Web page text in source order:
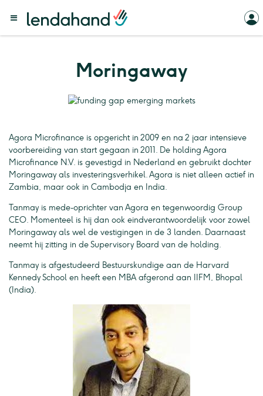
Moringaway
Agora Microfinance is opgericht in 2009 en na 2 jaar intensieve
voorbereiding van start gegaan in 2011. De holding Agora
Microfinance N.V. is gevestigd in Nederland en gebruikt dochter
Moringaway als investeringsverhikel. Agora is niet alleen actief in
Zambia, maar ook in Cambodja en India.
Tanmay is mede-oprichter van Agora en tegenwoordig Group
CEO. Momenteel is hij dan ook eindverantwoordelijk voor zowel
Moringaway als wel de vestigingen in de 3 landen. Daarnaast
neemt hij zitting in de Supervisory Board van de holding.
Tanmay is afgestudeerd Bestuurskundige aan de Harvard
Kennedy School en heeft een MBA afgerond aan IIFM, Bhopal
(India).